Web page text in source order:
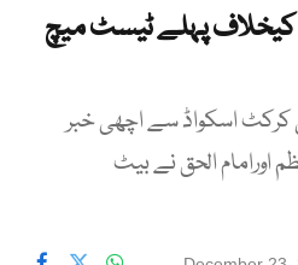
کیخلاف پہلے ٹیسٹ میچ
کرکٹ اسکواڈ سے اچھی خبر
اورامام الحق نے بیٹ